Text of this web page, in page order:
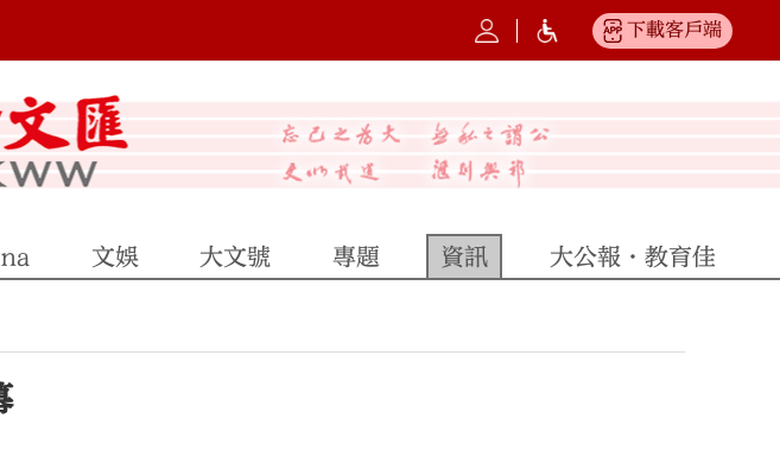
下載客戶端
文娛 大文號 專題 資訊 大公報·教育佳